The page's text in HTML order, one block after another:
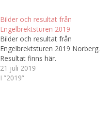
Bilder och resultat från
Engelbrektsturen 2019
Bilder och resultat från
Engelbrektsturen 2019 Norberg.
Resultat finns här.
21 juli 2019
I ”2019”